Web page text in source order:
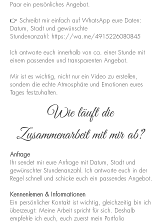
Paar ein persönliches Angebot.
👉 Schreibt mir einfach auf WhatsApp eure Daten:
Datum, Stadt und gewünschte
Stundenanzahl: https://wa.me/4915226080845
Ich antworte euch innerhalb von ca. einer Stunde mit
einem passenden und transparenten Angebot.
Mir ist es wichtig, nicht nur ein Video zu erstellen,
sondern die echte Atmosphäre und Emotionen eures
Tages festzuhalten.
Wie läuft die
Zusammenarbeit mit mir ab?
Anfrage
Ihr sendet mir eure Anfrage mit Datum, Stadt und
gewünschter Stundenanzahl. Ich antworte euch in der
Regel schnell und schicke euch ein passendes Angebot.
Kennenlernen & Informationen
Ein persönlicher Kontakt ist wichtig, gleichzeitig bin ich
überzeugt: Meine Arbeit spricht für sich. Deshalb
empfehle ich euch, euch zuerst mein Portfolio